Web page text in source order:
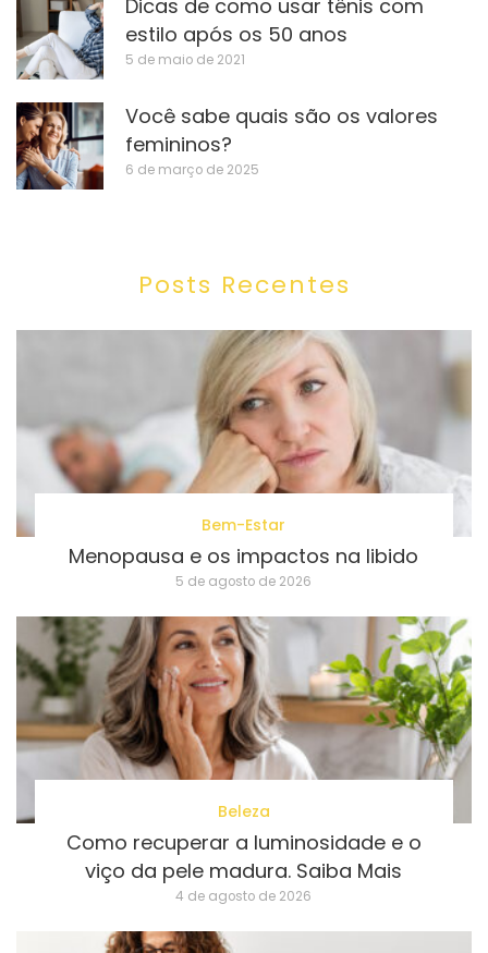
Dicas de como usar tênis com
estilo após os 50 anos
5 de maio de 2021
Você sabe quais são os valores
femininos?
6 de março de 2025
Posts Recentes
Bem-Estar
Menopausa e os impactos na libido
5 de agosto de 2026
Beleza
Como recuperar a luminosidade e o
viço da pele madura. Saiba Mais
4 de agosto de 2026